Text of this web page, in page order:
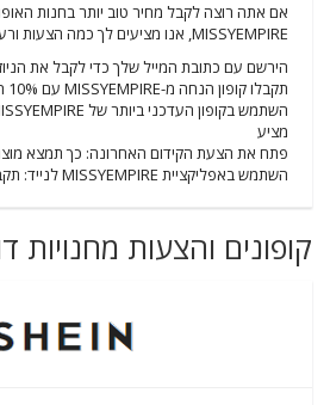
אם אתה רוצה לקבל מחיר טוב יותר בחנות
MISSYEMPIRE, אנו מציעים לך כמה הצעות ורעיונות בהקשר זה:
הירשם עם כתובת המייל שלך כדי לקבל את
תקבלו קופון הנחה מ-MISSYEMPIRE עם 10% הנחה
מציע
פתח את הצעת הקידום האחרונה: כך תמצא מוצרים עם
השתמש באפליקציית MISSYEMPIRE לנייד: תקבל הנחה נוספת
קופונים והצעות מחנויות